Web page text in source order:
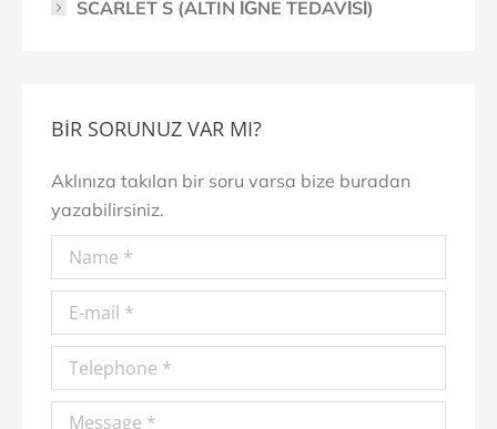
SCARLET S (ALTIN İĞNE TEDAVİSİ)
BİR SORUNUZ VAR MI?
Aklınıza takılan bir soru varsa bize buradan
yazabilirsiniz.
Name *
E-mail *
Telephone *
Message *